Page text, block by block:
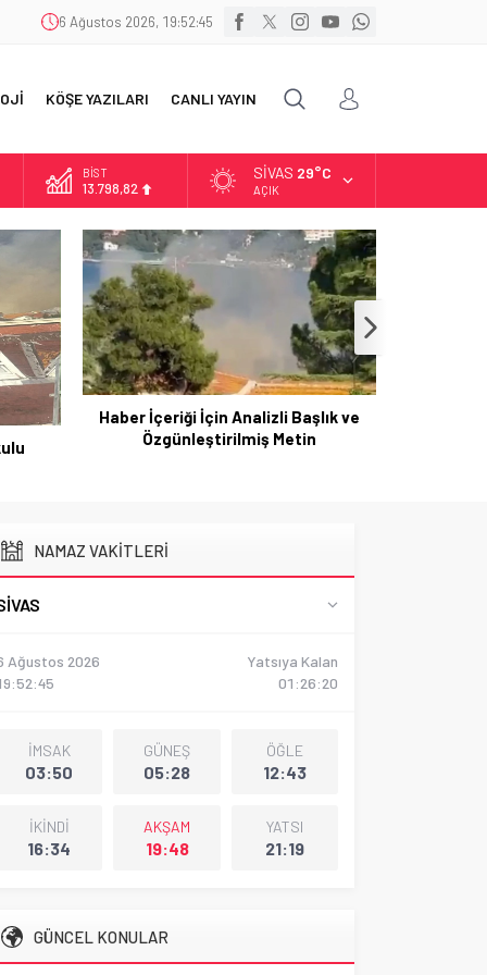
6 Ağustos 2026, 19:52:47
KÖŞE YAZILARI CANLI YAYIN
DOLAR
47,5939
EURO
54,9646
ALTIN
6.488,95
BİST
13.798,82
SIVAS 29°C
AÇIK
ve
Utku Caner Çaykara Tahliye Kararıyla
NAMAZ VAKİTLERİ
Ağustos 2026
Yatsıya Kalan
01:26:19
İMSAK
03:50
GÜNEŞ
05:28
ÖĞLE
12:43
İKİNDİ
16:34
AKŞAM
19:48
YATSI
21:19
GÜNCEL KONULAR